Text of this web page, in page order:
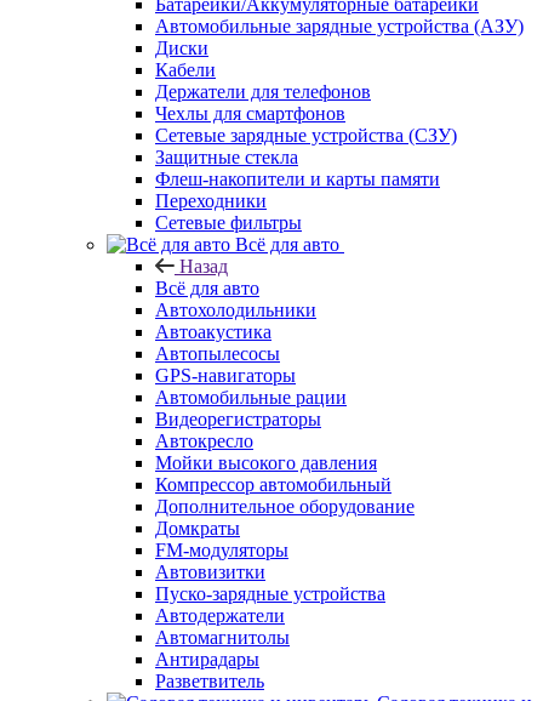
Батарейки/Аккумуляторные батарейки
Автомобильные зарядные устройства (АЗУ)
Диски
Кабели
Держатели для телефонов
Чехлы для смартфонов
Сетевые зарядные устройства (СЗУ)
Защитные стекла
Флеш-накопители и карты памяти
Переходники
Сетевые фильтры
Всё для авто
Назад
Всё для авто
Автохолодильники
Автоакустика
Автопылесосы
GPS-навигаторы
Автомобильные рации
Видеорегистраторы
Автокресло
Мойки высокого давления
Компрессор автомобильный
Дополнительное оборудование
Домкраты
FM-модуляторы
Автовизитки
Пуско-зарядные устройства
Автодержатели
Автомагнитолы
Антирадары
Разветвитель